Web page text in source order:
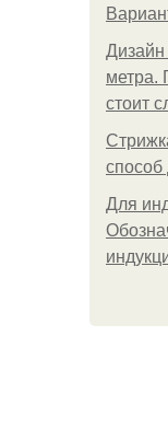
Дизайн
метра.
стоит
способ
Для